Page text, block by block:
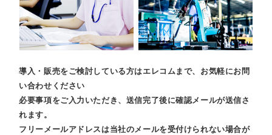
導入・販売をご検討している方はエレコムまで、お気軽にお問
い合わせください
必要事項をご入力いただき、送信完了後に確認メールが送信さ
れます。
フリーメールアドレスは当社のメールを受付けられない場合が